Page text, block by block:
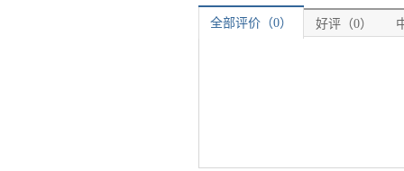
全部评价（0） 好评（0）